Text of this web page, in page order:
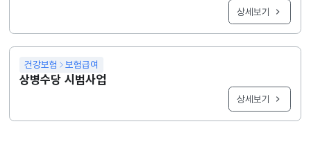
상세보기
건강보험 보험급여
상병수당 시범사업
상세보기